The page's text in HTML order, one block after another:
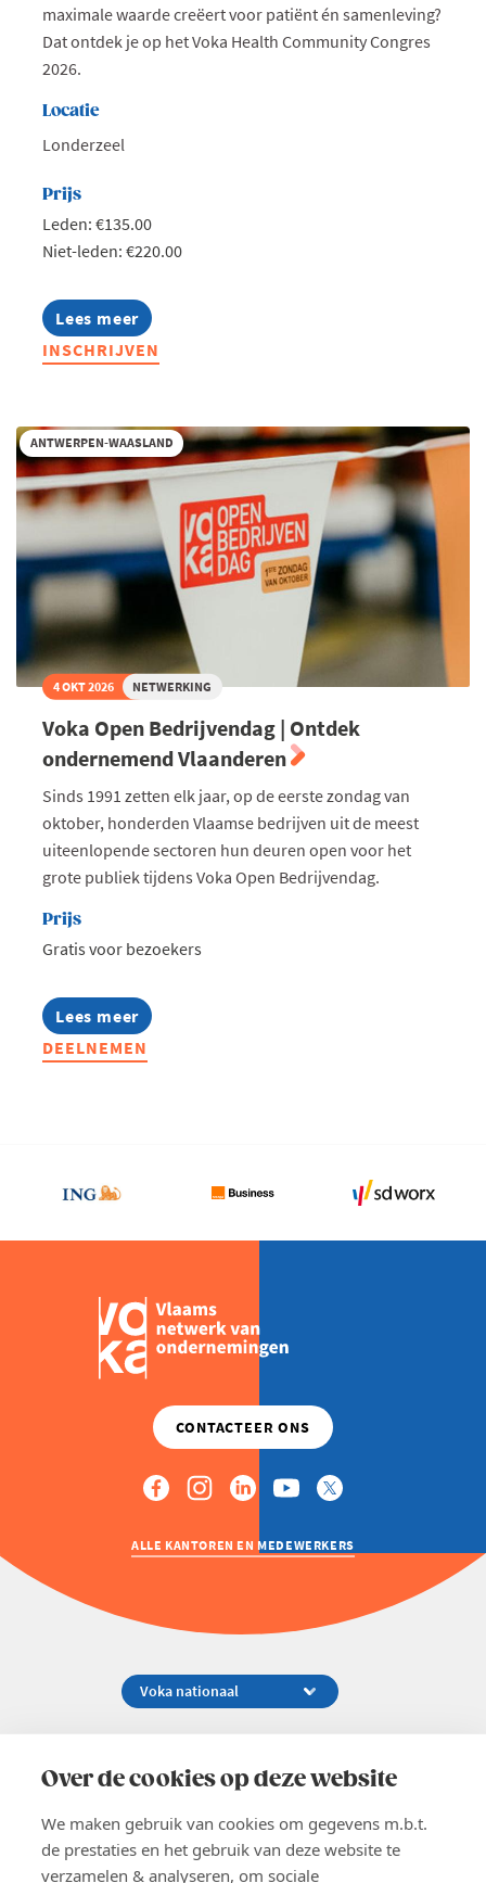
Over de cookies op deze website
We maken gebruik van cookies om gegevens m.b.t.
de prestaties en het gebruik van deze website te
verzamelen & analyseren, om sociale
maximale waarde creëert voor patiënt én samenleving?
Dat ontdek je op het Voka Health Community Congres
2026.
Locatie
Londerzeel
Prijs
Leden: €135.00
Niet-leden: €220.00
Lees meer
about
Voka
Health
Waarde
als
kompas
in
zorg
INSCHRIJVEN
ANTWERPEN-WAASLAND
4 OKT 2026 NETWERKING
Voka Open Bedrijvendag | Ontdek
ondernemend Vlaanderen
Sinds 1991 zetten elk jaar, op de eerste zondag van
oktober, honderden Vlaamse bedrijven uit de meest
uiteenlopende sectoren hun deuren open voor het
grote publiek tijdens Voka Open Bedrijvendag.
Prijs
Gratis voor bezoekers
Lees meer
about
Voka
Open
DEELNEMEN
ALLE KANTOREN EN MEDEWERKERS
02 229 81 11